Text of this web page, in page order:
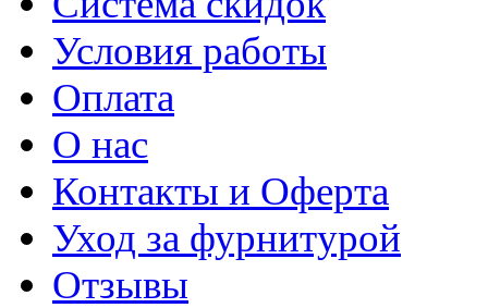
Условия работы
Оплата
О нас
Контакты и Оферта
Уход за фурнитурой
Отзывы